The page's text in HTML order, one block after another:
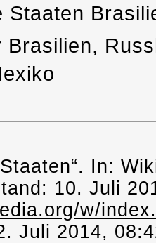
Staaten
Brasilien,
In:
10. Juli
w/
Juli 2014,